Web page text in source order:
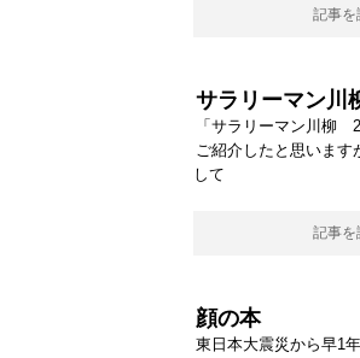
記事を
サラリーマン
「サラリーマン川柳
ご紹介したと思います
して
記事を
顔の本
東日本大震災から早1